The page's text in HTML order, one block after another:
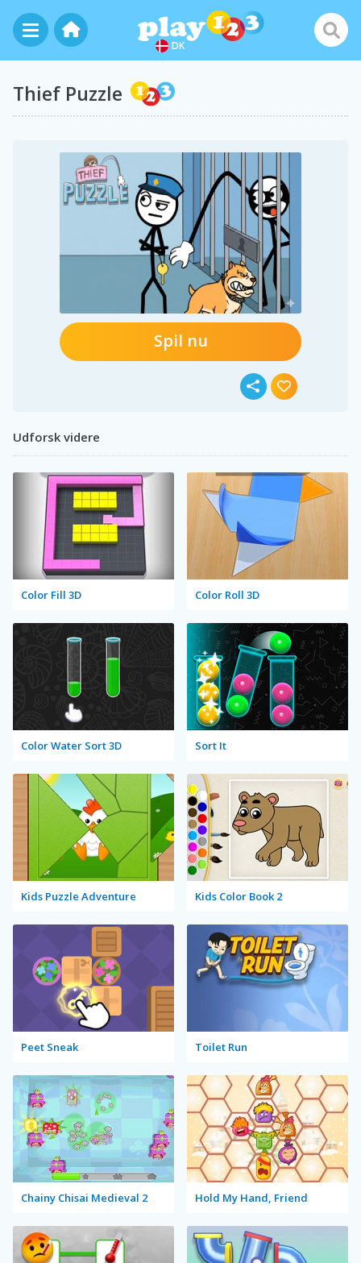
DK
Thief Puzzle
Spil nu
Udforsk videre
Color Fill 3D Color Roll 3D
Color Water Sort 3D Sort It
Kids Puzzle Adventure Kids Color Book 2
Peet Sneak Toilet Run
Chainy Chisai Medieval 2 Hold My Hand, Friend